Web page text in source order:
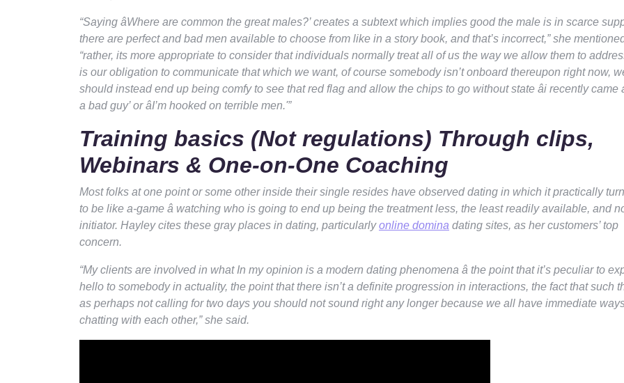
“Saying âWhere are common the great males?’ creates a subtext which implies good the male is in scarce
there are perfect and bad men available to choose from like in a story book, and that’s incorrect,” she
“rather, its more appropriate to consider that individuals normally treat all of us the way we allow them to
is our obligation to communicate that which we want, of course somebody isn’t onboard thereupon right now,
should instead end up being comfy to see that red flag and allow the chips to go without state âi recently came
a bad guy’ or âI’m hooked on terrible men.'”
Training basics (Not regulations) Through clips,
Webinars & One-on-One Coaching
Most folks at one point or some other inside their single resides have observed dating in which it practically
to be like a-game â watching who is going to end up being the treatment less, the least readily available, and
initiator. Hayley cites these gray places in dating, particularlyonline domina dating sites, as her customers’ top
concern.
“My clients are involved in what In my opinion is a modern dating phenomena â the point that it’s peculiar to
hello to somebody in actuality, the point that there isn’t a definite progression in interactions, the fact that such
as perhaps not calling for two days you should not sound right any longer because we all have immediate
chatting with each other,” she said.